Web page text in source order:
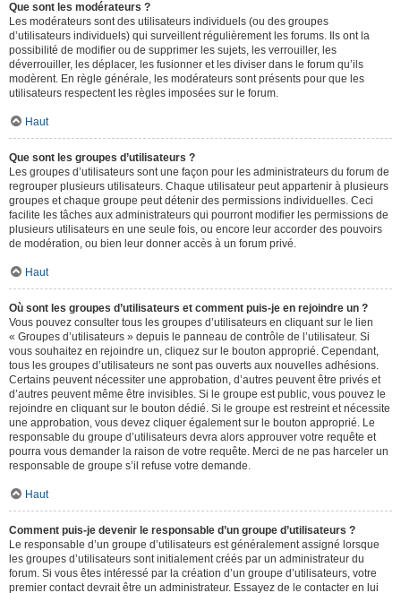
Que sont les modérateurs ?
Les modérateurs sont des utilisateurs individuels (ou des groupes
d’utilisateurs individuels) qui surveillent régulièrement les forums. Ils ont la
possibilité de modifier ou de supprimer les sujets, les verrouiller, les
déverrouiller, les déplacer, les fusionner et les diviser dans le forum qu’ils
modèrent. En règle générale, les modérateurs sont présents pour que les
utilisateurs respectent les règles imposées sur le forum.
Haut
Que sont les groupes d’utilisateurs ?
Les groupes d’utilisateurs sont une façon pour les administrateurs du forum de
regrouper plusieurs utilisateurs. Chaque utilisateur peut appartenir à plusieurs
groupes et chaque groupe peut détenir des permissions individuelles. Ceci
facilite les tâches aux administrateurs qui pourront modifier les permissions de
plusieurs utilisateurs en une seule fois, ou encore leur accorder des pouvoirs
de modération, ou bien leur donner accès à un forum privé.
Haut
Où sont les groupes d’utilisateurs et comment puis-je en rejoindre un ?
Vous pouvez consulter tous les groupes d’utilisateurs en cliquant sur le lien
« Groupes d’utilisateurs » depuis le panneau de contrôle de l’utilisateur. Si
vous souhaitez en rejoindre un, cliquez sur le bouton approprié. Cependant,
tous les groupes d’utilisateurs ne sont pas ouverts aux nouvelles adhésions.
Certains peuvent nécessiter une approbation, d’autres peuvent être privés et
d’autres peuvent même être invisibles. Si le groupe est public, vous pouvez le
rejoindre en cliquant sur le bouton dédié. Si le groupe est restreint et nécessite
une approbation, vous devez cliquer également sur le bouton approprié. Le
responsable du groupe d’utilisateurs devra alors approuver votre requête et
pourra vous demander la raison de votre requête. Merci de ne pas harceler un
responsable de groupe s’il refuse votre demande.
Haut
Comment puis-je devenir le responsable d’un groupe d’utilisateurs ?
Le responsable d’un groupe d’utilisateurs est généralement assigné lorsque
les groupes d’utilisateurs sont initialement créés par un administrateur du
forum. Si vous êtes intéressé par la création d’un groupe d’utilisateurs, votre
premier contact devrait être un administrateur. Essayez de le contacter en lui